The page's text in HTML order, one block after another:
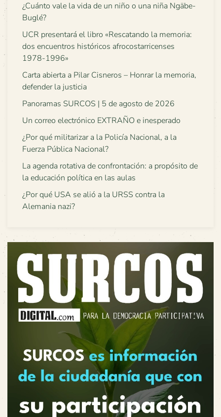
¿Cuánto vale la vida de un niño o una niña Ngäbe-
Buglé?
UCR presentará el libro «Rescatando la memoria:
dos encuentros históricos afrocostarricenses
1978-1996»
Carta abierta a Pilar Cisneros – Honrar la memoria,
defender la justicia
Panoramas SURCOS | 5 de agosto de 2026
Un correo electrónico EXTRAÑO e inesperado
¿Por qué militarizar a la Policía Nacional, a la
Fuerza Pública Nacional?
La agenda rotativa de confrontación: a propósito de
la educación política en las aulas
¿Por qué USA se alió a la URSS contra la
Alemania nazi?